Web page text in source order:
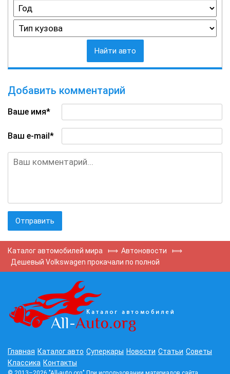
Найти авто
Добавить комментарий
Ваше имя*
Ваш e-mail*
Каталог автомобилей мира ⟾ Автоновости
⟾
Дешевый Volkswagen прокачали по полной
Главная Каталог авто Суперкары Новости Статьи Советы
Классика Контакты